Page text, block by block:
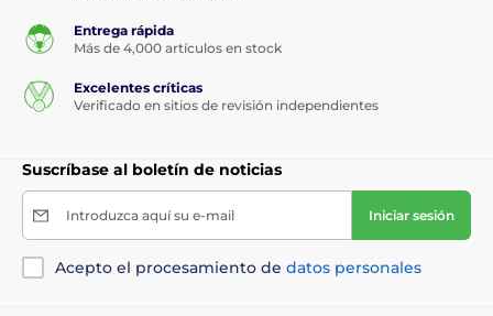
Entrega rápida
Más de 4,000 artículos en stock
Excelentes críticas
Verificado en sitios de revisión independientes
Suscríbase al boletín de noticias
Introduzca aquí su e-mail Iniciar sesión
Acepto el procesamiento de datos personales